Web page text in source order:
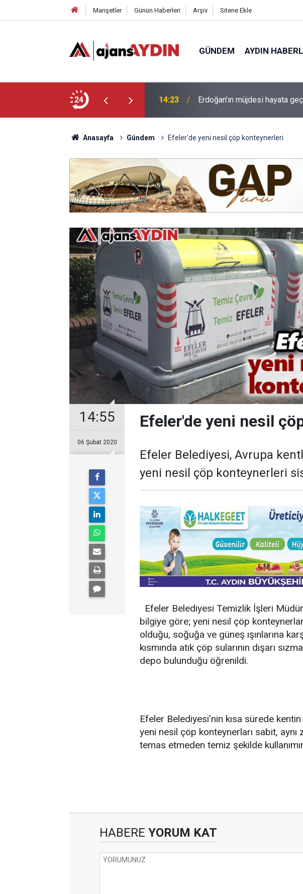
Manşetler Günün Haberleri Arşiv Sitene Ekle
GÜNDEM AYDIN
24
Aydın Şehir Hastanesi'nde ilk adım atıldı 14:09 Didim Mavişehir Pazar
Anasayfa Gündem Efeler'de yeni nesil çöp konteynerleri
14:55
06 Şubat 2020
Efeler'de yeni nesil
Efeler Belediyesi, Avrupa
yeni nesil çöp konteynerleri
Efeler Belediyesi Temizlik İşleri
bilgiye göre; yeni nesil çöp
olduğu, soğuğa ve güneş ışınlarına
kısmında atık çöp sularının dışarı
depo bulunduğu öğrenildi.
Efeler Belediyesi’nin kısa sürede
yeni nesil çöp konteynerları sabit, aynı
temas etmeden temiz şekilde
HABERE YORUM KAT